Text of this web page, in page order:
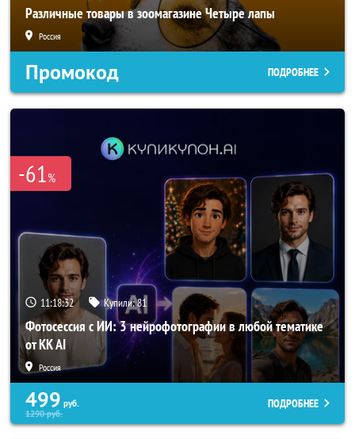
Различные товары в зоомагазине Четыре лапы
Россия
Промокод ПОДРОБНЕЕ
-61%
11:18:30 Купили:81
Фотосессия с ИИ: 3 нейрофотографии в любой тематике
от KK AI
Россия
499 руб.
1290руб.
ПОДРОБНЕЕ